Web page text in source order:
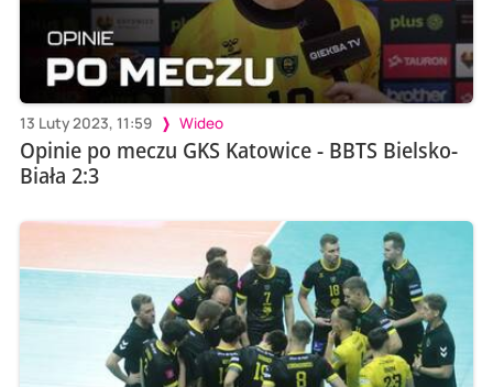
13 Luty 2023, 11:59 Wideo
Opinie po meczu GKS Katowice - BBTS Bielsko-
Biała 2:3